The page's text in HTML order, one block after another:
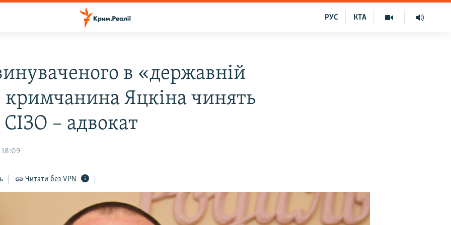
КТА
РУС
в «державній
кримчанина Яцкіна чинять
– адвокат
18:09
Читати без VPN